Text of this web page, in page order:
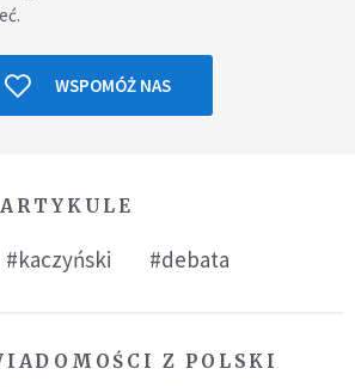
WSPOMÓŻ NAS
#kaczyński #debata
Z POLSKI